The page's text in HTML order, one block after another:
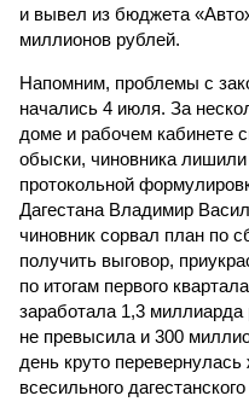
и вывел из бюджета
миллионов рублей.
Напомним, проблемы с
начались 4 июля. За
доме и рабочем кабинете
обыски, чиновника
протокольной
Дагестана Владимир
чиновник сорвал план по
получить выговор,
по итогам первого
заработала 1,3
не превысила и 300
день круто
всесильного